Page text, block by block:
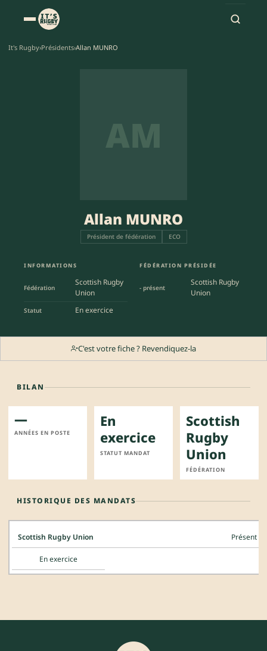
It's Rugby›Présidents›Allan MUNRO
AM
Allan MUNRO
Président de fédération ECO
INFORMATIONS
Fédération
Scottish Rugby
Union
Statut En exercice
FÉDÉRATION PRÉSIDÉE
- présent
Scottish Rugby
Union
C'est votre fiche ? Revendiquez-la
BILAN
—
ANNÉES EN POSTE
En
exercice
STATUT MANDAT
Scottish
Rugby
Union
FÉDÉRATION
HISTORIQUE DES MANDATS
Scottish Rugby Union Présent
En exercice